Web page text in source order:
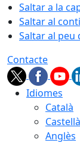
Saltar a la
Saltar al
Saltar al peu
Contacte
Idiomes
Català
Castellà
Anglès